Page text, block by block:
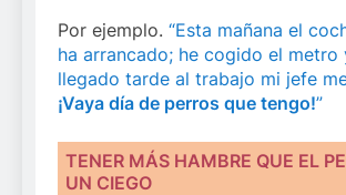
Por ejemplo. “Esta mañana el
ha arrancado; he cogido el metro
llegado tarde al trabajo mi jefe
¡Vaya día de perros que tengo!”
TENER MÁS HAMBRE QUE EL
UN CIEGO